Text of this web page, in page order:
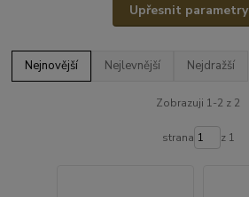
Upřesnit parametry
Nejnovější Nejlevnější Nejdražší
Zobrazuji 1-2 z 2
strana z 1